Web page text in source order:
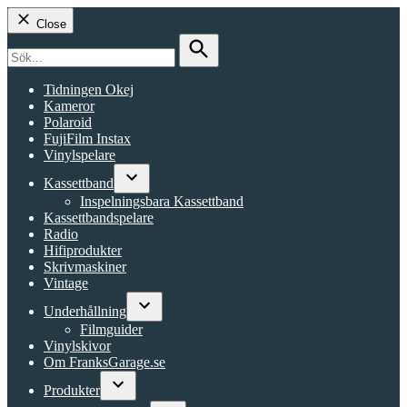
Close
for:
Search
Tidningen Okej
Kameror
Polaroid
FujiFilm Instax
Vinylspelare
Kassettband
Open
dropdown
menu
Inspelningsbara Kassettband
Kassettbandspelare
Radio
Hifiprodukter
Skrivmaskiner
Vintage
Underhållning
Open
Filmguider
Vinylskivor
Om FranksGarage.se
Produkter
Open